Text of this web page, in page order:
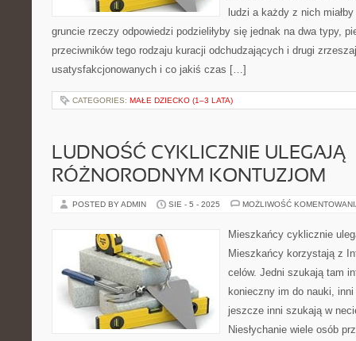
ludzi a każdy z nich
gruncie rzeczy odpowiedzi podzieliłyby się jednak na dwa typy,
przeciwników tego rodzaju kuracji odchudzających i drugi
usatysfakcjonowanych i co jakiś czas […]
CATEGORIES: MAŁE DZIECKO (1–3 LATA)
LUDNOŚĆ CYKLICZNIE ULEGAJĄ
RÓŻNORODNYM KONTUZJOM
POSTED BY ADMIN SIE - 5 - 2025 MOŻLIWOŚĆ
Mieszkańcy cyklicznie
Mieszkańcy korzystają z
celów. Jedni szukają tam
konieczny im do nauki,
jeszcze inni szukają w
Niesłychanie wiele osób